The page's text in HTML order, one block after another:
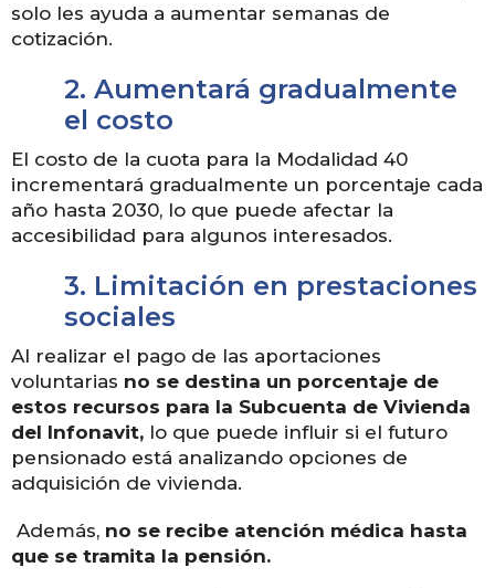
solo les ayuda a aumentar semanas de
cotización.
2. Aumentará gradualmente
el costo
El costo de la cuota para la Modalidad 40
incrementará gradualmente un porcentaje cada
año hasta 2030, lo que puede afectar la
accesibilidad para algunos interesados.
3. Limitación en prestaciones
sociales
Al realizar el pago de las aportaciones
voluntarias no se destina un porcentaje de
estos recursos para la Subcuenta de Vivienda
del Infonavit, lo que puede influir si el futuro
pensionado está analizando opciones de
adquisición de vivienda.
Además, no se recibe atención médica hasta
que se tramita la pensión.